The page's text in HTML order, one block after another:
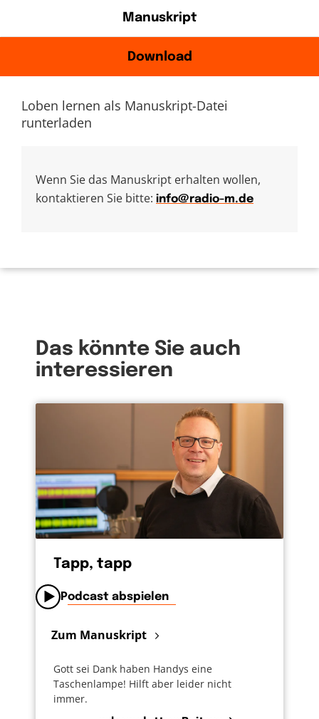
Manuskript
Download
Loben lernen als Manuskript-Datei
runterladen
Wenn Sie das Manuskript erhalten wollen,
kontaktieren Sie bitte: info@radio-m.de
Das könnte Sie auch
interessieren
Tapp, tapp
Podcast abspielen
Zum Manuskript
Gott sei Dank haben Handys eine
Taschenlampe! Hilft aber leider nicht
immer.